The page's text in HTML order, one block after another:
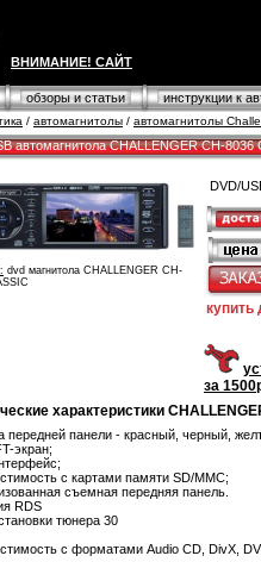
ВНИМАНИЕ! САЙТ
обзоры и статьи
инструкции к
/ автомагнитолы / автомагнитолы
автомагнитола CHALLENGER CH-8036
dvd магнитола CHALLENGER CH-
DVD/
купить
за
характеристики
передней панели - красный, черный,
экран;
с картами памяти SD/MMC;
съемная передняя панель.
RDS
тюнера 30
с форматами Audio CD, DivX,